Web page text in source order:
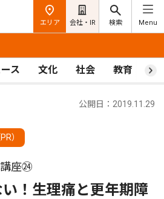
エリア 会社・IR 検索 Menu
ス 文化 社会 教育 ス
）
公開日：2019.11.29
座㉔
！生理痛と更年期障